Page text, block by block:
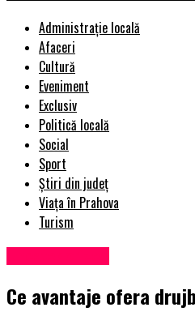
Administrație locală
Afaceri
Cultură
Eveniment
Exclusiv
Politică locală
Social
Sport
Știri din județ
Viața în Prahova
Turism
Ce avantaje ofera